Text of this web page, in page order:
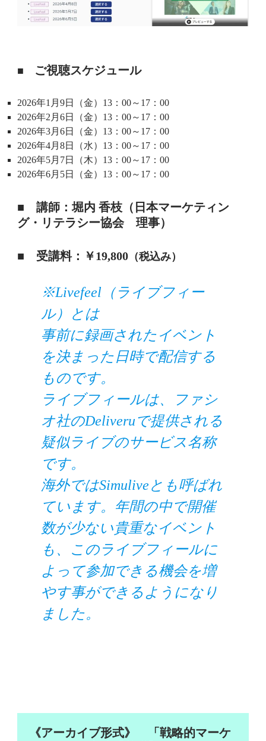
■ ご視聴スケジュール
2026年1月9日（金）13：00～17：00
2026年2月6日（金）13：00～17：00
2026年3月6日（金）13：00～17：00
2026年4月8日（水）13：00～17：00
2026年5月7日（木）13：00～17：00
2026年6月5日（金）13：00～17：00
■ 講師：堀内 香枝（日本マーケティン
グ・リテラシー協会 理事）
■ 受講料：￥19,800（税込み）
※Livefeel（ライブフィー
ル）とは
事前に録画されたイベント
を決まった日時で配信する
ものです。
ライブフィールは、ファシ
オ社のDeliveruで提供される
疑似ライブのサービス名称
です。
海外ではSimuliveとも呼ばれ
ています。年間の中で開催
数が少ない貴重なイベント
も、このライブフィールに
よって参加できる機会を増
やす事ができるようになり
ました。
《アーカイブ形式》 「戦略的マーケ